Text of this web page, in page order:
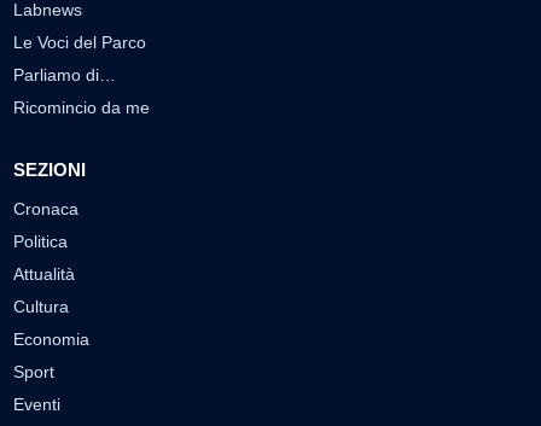
Labnews
Le Voci del Parco
Parliamo di…
Ricomincio da me
SEZIONI
Cronaca
Politica
Attualità
Cultura
Economia
Sport
Eventi